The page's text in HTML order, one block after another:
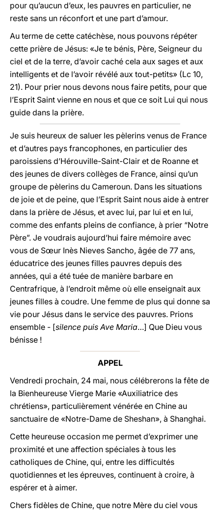
pour qu’aucun d’eux, les pauvres en particulier, ne
reste sans un réconfort et une part d’amour.
Au terme de cette catéchèse, nous pouvons répéter
cette prière de Jésus: «Je te bénis, Père, Seigneur du
ciel et de la terre, d’avoir caché cela aux sages et aux
intelligents et de l’avoir révélé aux tout-petits» (Lc 10,
21). Pour prier nous devons nous faire petits, pour que
l’Esprit Saint vienne en nous et que ce soit Lui qui nous
guide dans la prière.
Je suis heureux de saluer les pèlerins venus de France
et d’autres pays francophones, en particulier des
paroissiens d’Hérouville-Saint-Clair et de Roanne et
des jeunes de divers collèges de France, ainsi qu’un
groupe de pèlerins du Cameroun. Dans les situations
de joie et de peine, que l’Esprit Saint nous aide à entrer
dans la prière de Jésus, et avec lui, par lui et en lui,
comme des enfants pleins de confiance, à prier “Notre
Père”. Je voudrais aujourd’hui faire mémoire avec
vous de Sœur Inès Nieves Sancho, âgée de 77 ans,
éducatrice des jeunes filles pauvres depuis des
années, qui a été tuée de manière barbare en
Centrafrique, à l’endroit même où elle enseignait aux
jeunes filles à coudre. Une femme de plus qui donne sa
vie pour Jésus dans le service des pauvres. Prions
ensemble - [silence puis Ave Maria…] Que Dieu vous
bénisse !
APPEL
Vendredi prochain, 24 mai, nous célébrerons la fête de
la Bienheureuse Vierge Marie «Auxiliatrice des
chrétiens», particulièrement vénérée en Chine au
sanctuaire de «Notre-Dame de Sheshan», à Shanghai.
Cette heureuse occasion me permet d’exprimer une
proximité et une affection spéciales à tous les
catholiques de Chine, qui, entre les difficultés
quotidiennes et les épreuves, continuent à croire, à
espérer et à aimer.
Chers fidèles de Chine, que notre Mère du ciel vous